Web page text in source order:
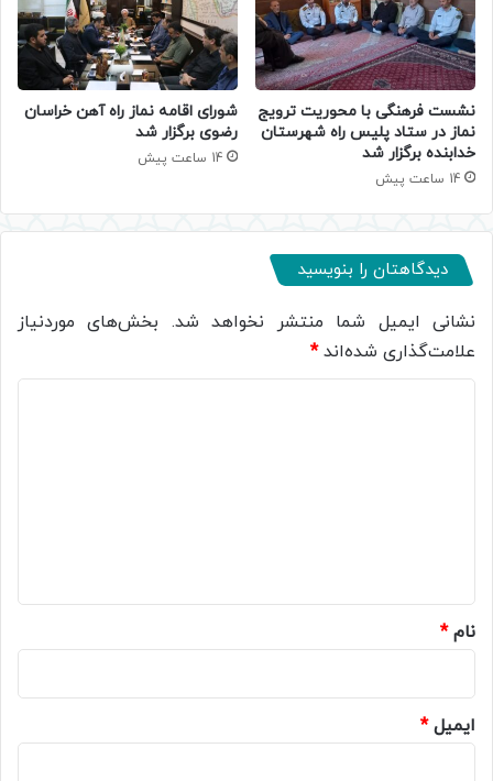
نشست فرهنگی با محوریت ترویج
نماز در ستاد پلیس راه شهرستان
خدابنده برگزار شد
14 ساعت پیش
شورای اقامه نماز راه آهن خراسان
رضوی برگزار شد
14 ساعت پیش
دیدگاهتان را بنویسید
نشانی ایمیل شما منتشر نخواهد شد. بخش‌های موردنیاز
علامت‌گذاری شده‌اند*
نام*
ایمیل*